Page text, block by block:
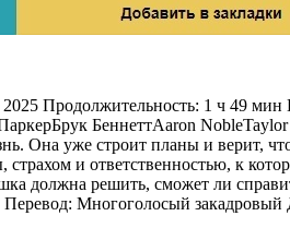
Продолжительность: 1 ч 49
БеннеттAaron NobleTaylor
Она уже строит планы и верит,
и ответственностью, к
должна решить, сможет ли
Многоголосый